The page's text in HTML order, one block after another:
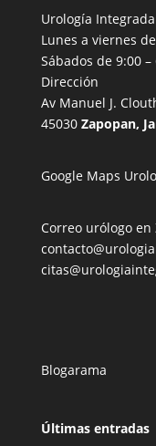
Urología
Lunes a viernes
Sábados de 9:00
Dirección
Av Manuel J.
45030Zapopan,
Google Maps
Correo urólogo en
Blogarama
Últimas entradas